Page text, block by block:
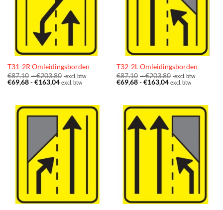
T31-2R Omleidingsborden
€87,10 -€203,80 Prijsklasse:
€87,10
excl. btw
€69,68 - €163,04Prijsklasse:
excl. btw
T32-2L Omleidingsborden
€87,10 -€203,80 Prijsklasse:
€87,10
excl. btw
€69,68 - €163,04Prijsklasse:
excl. btw